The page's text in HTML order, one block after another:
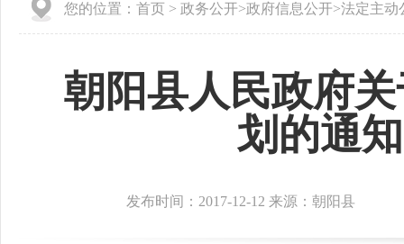
您的位置： 首页 > 政务公开>政府信息公开>法定主动
朝阳县人民政府
划的通
发布时间：2017-12-12 来源：朝阳县